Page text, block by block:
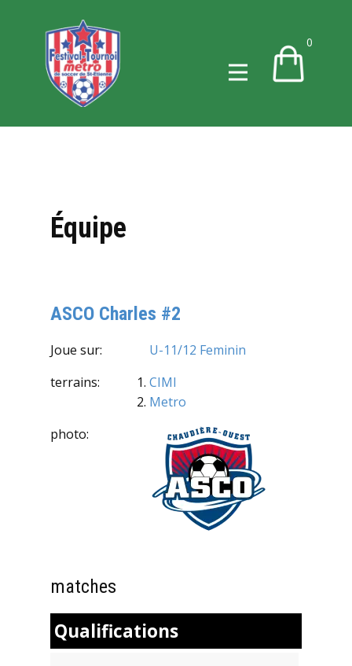
0
Équipe
ASCO Charles #2
Joue sur:
U-11/12 Feminin
terrains:
CIMI
Metro
photo:
matches
Qualifications